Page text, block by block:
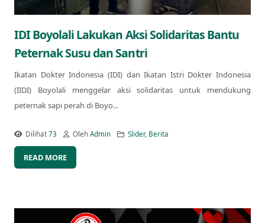
IDI Boyolali Lakukan Aksi Solidaritas Bantu
Peternak Susu dan Santri
Ikatan Dokter Indonesia (IDI) dan Ikatan Istri Dokter Indonesia
(IIDI) Boyolali menggelar aksi solidaritas untuk mendukung
peternak sapi perah di Boyo...
Dilihat73 OlehAdmin Slider, Berita
READ MORE